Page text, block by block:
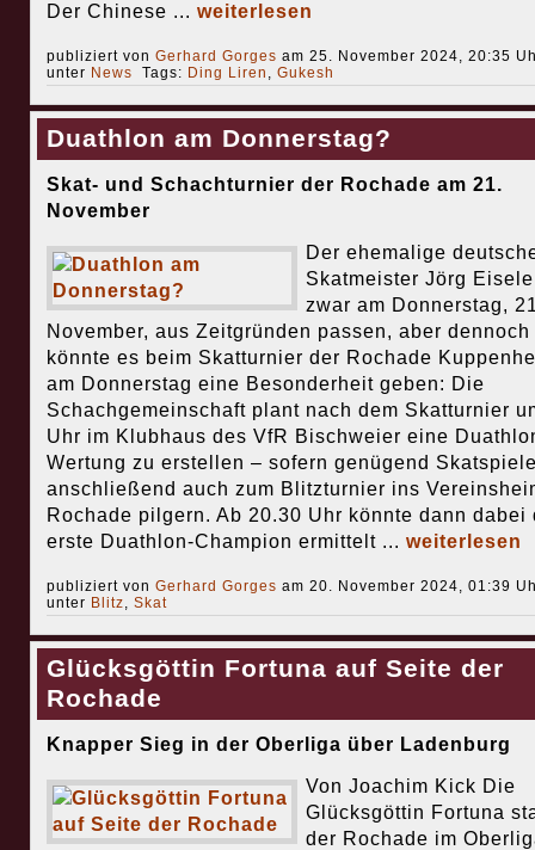
Der Chinese ... weiterlesen
publiziert von Gerhard Gorges am 25. November 2024, 20:35
unter News Tags: Ding Liren , Gukesh
Duathlon am Donnerstag?
Skat- und Schachturnier der Rochade am 21.
November
Der ehemalige
Skatmeister Jörg
zwar am Donnerstag,
November, aus Zeitgründen passen, aber dennoch
könnte es beim Skatturnier der Rochade
am Donnerstag eine Besonderheit geben: Die
Schachgemeinschaft plant nach dem Skatturnier
Uhr im Klubhaus des VfR Bischweier eine
Wertung zu erstellen – sofern genügend
anschließend auch zum Blitzturnier ins
Rochade pilgern. Ab 20.30 Uhr könnte dann dabei
erste Duathlon-Champion ermittelt ... weiterlesen
publiziert von Gerhard Gorges am 20. November 2024, 01:39
unter Blitz, Skat
Glücksgöttin Fortuna auf Seite der
Rochade
Knapper Sieg in der Oberliga über Ladenburg
Von Joachim Kick Die
Glücksgöttin Fortuna
der Rochade im